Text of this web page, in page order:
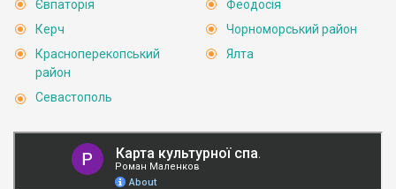
Євпаторія
Керч
Красноперекопський
район
Севастополь
Феодосія
Чорноморський район
Ялта